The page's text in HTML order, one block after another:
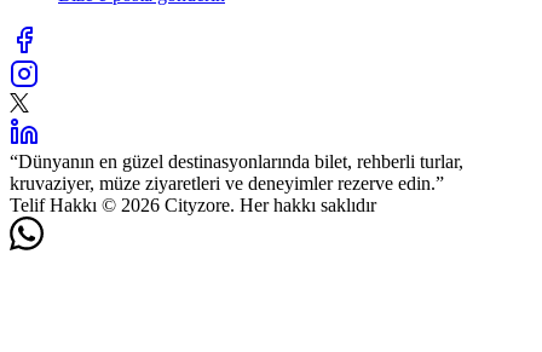
“Dünyanın en güzel destinasyonlarında bilet, rehberli turlar,
kruvaziyer, müze ziyaretleri ve deneyimler rezerve edin.”
Telif Hakkı © 2026 Cityzore. Her hakkı saklıdır